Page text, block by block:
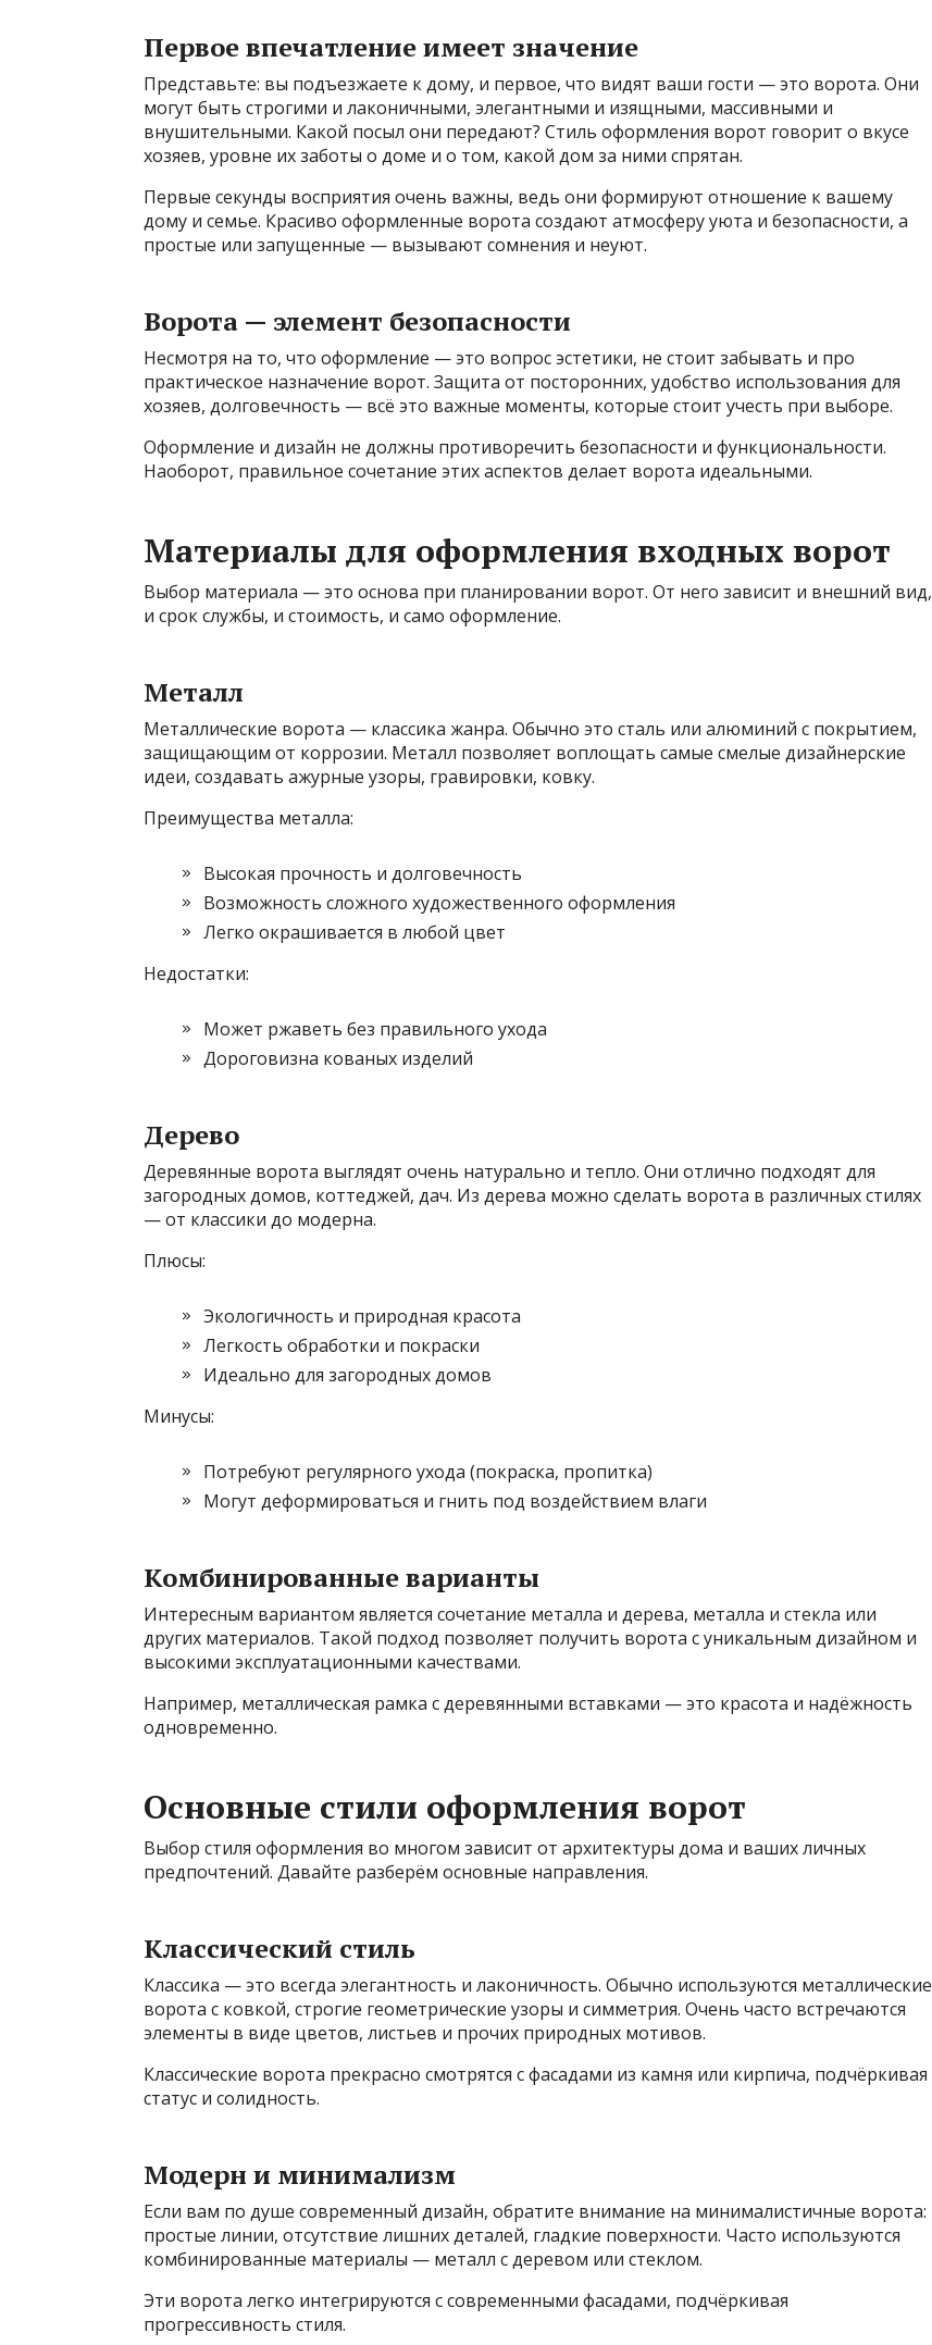
Первое впечатление имеет значение
Представьте: вы подъезжаете к дому, и первое, что видят ваши гости — это ворота. Они
могут быть строгими и лаконичными, элегантными и изящными, массивными и
внушительными. Какой посыл они передают? Стиль оформления ворот говорит о вкусе
хозяев, уровне их заботы о доме и о том, какой дом за ними спрятан.
Первые секунды восприятия очень важны, ведь они формируют отношение к вашему
дому и семье. Красиво оформленные ворота создают атмосферу уюта и безопасности, а
простые или запущенные — вызывают сомнения и неуют.
Ворота — элемент безопасности
Несмотря на то, что оформление — это вопрос эстетики, не стоит забывать и про
практическое назначение ворот. Защита от посторонних, удобство использования для
хозяев, долговечность — всё это важные моменты, которые стоит учесть при выборе.
Оформление и дизайн не должны противоречить безопасности и функциональности.
Наоборот, правильное сочетание этих аспектов делает ворота идеальными.
Материалы для оформления входных ворот
Выбор материала — это основа при планировании ворот. От него зависит и внешний вид,
и срок службы, и стоимость, и само оформление.
Металл
Металлические ворота — классика жанра. Обычно это сталь или алюминий с покрытием,
защищающим от коррозии. Металл позволяет воплощать самые смелые дизайнерские
идеи, создавать ажурные узоры, гравировки, ковку.
Преимущества металла:
Высокая прочность и долговечность
Возможность сложного художественного оформления
Легко окрашивается в любой цвет
Недостатки:
Может ржаветь без правильного ухода
Дороговизна кованых изделий
Дерево
Деревянные ворота выглядят очень натурально и тепло. Они отлично подходят для
загородных домов, коттеджей, дач. Из дерева можно сделать ворота в различных стилях
— от классики до модерна.
Плюсы:
Экологичность и природная красота
Легкость обработки и покраски
Идеально для загородных домов
Минусы:
Потребуют регулярного ухода (покраска, пропитка)
Могут деформироваться и гнить под воздействием влаги
Комбинированные варианты
Интересным вариантом является сочетание металла и дерева, металла и стекла или
других материалов. Такой подход позволяет получить ворота с уникальным дизайном и
высокими эксплуатационными качествами.
Например, металлическая рамка с деревянными вставками — это красота и надёжность
одновременно.
Основные стили оформления ворот
Выбор стиля оформления во многом зависит от архитектуры дома и ваших личных
предпочтений. Давайте разберём основные направления.
Классический стиль
Классика — это всегда элегантность и лаконичность. Обычно используются металлические
ворота с ковкой, строгие геометрические узоры и симметрия. Очень часто встречаются
элементы в виде цветов, листьев и прочих природных мотивов.
Классические ворота прекрасно смотрятся с фасадами из камня или кирпича, подчёркивая
статус и солидность.
Модерн и минимализм
Если вам по душе современный дизайн, обратите внимание на минималистичные ворота:
простые линии, отсутствие лишних деталей, гладкие поверхности. Часто используются
комбинированные материалы — металл с деревом или стеклом.
Эти ворота легко интегрируются с современными фасадами, подчёркивая
прогрессивность стиля.